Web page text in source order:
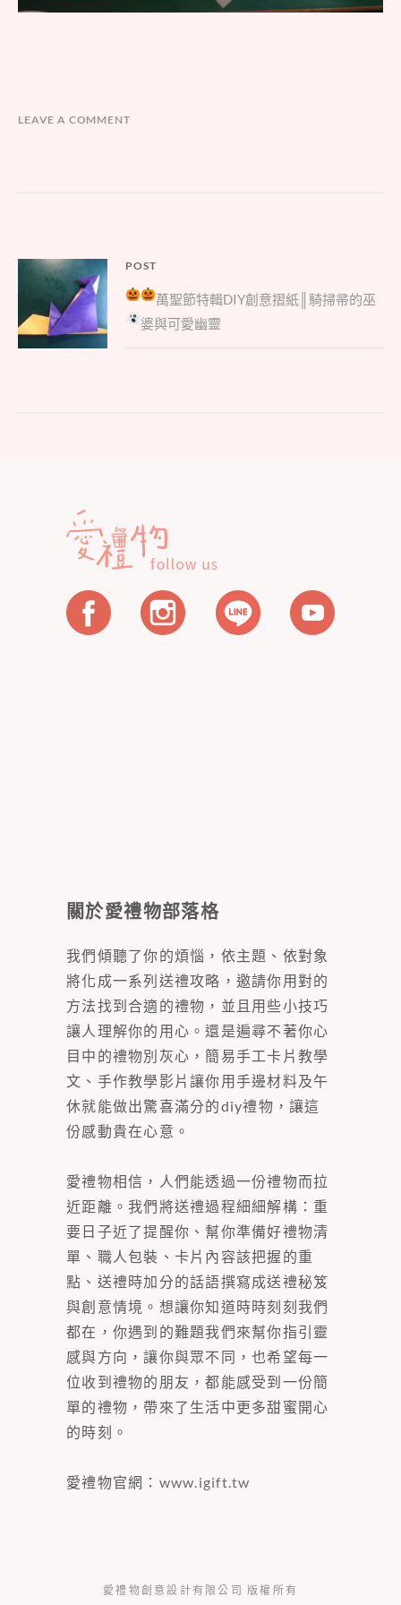
LEAVE A COMMENT
文
章
導
覽
POST
Parent
post:
萬聖節特輯DIY創意摺紙║騎掃帚的巫
婆與可愛幽靈
關於愛禮物部落格
我們傾聽了你的煩惱，依主題、依對象
將化成一系列送禮攻略，邀請你用對的
方法找到合適的禮物，並且用些小技巧
讓人理解你的用心。還是遍尋不著你心
目中的禮物別灰心，簡易手工卡片教學
文、手作教學影片讓你用手邊材料及午
休就能做出驚喜滿分的diy禮物，讓這
份感動貴在心意。
愛禮物相信，人們能透過一份禮物而拉
近距離。我們將送禮過程細細解構：重
要日子近了提醒你、幫你準備好禮物清
單、職人包裝、卡片內容該把握的重
點、送禮時加分的話語撰寫成送禮秘笈
與創意情境。想讓你知道時時刻刻我們
都在，你遇到的難題我們來幫你指引靈
感與方向，讓你與眾不同，也希望每一
位收到禮物的朋友，都能感受到一份簡
單的禮物，帶來了生活中更多甜蜜開心
的時刻。
愛禮物官網： www.igift.tw
愛禮物創意設計有限公司 版權所有